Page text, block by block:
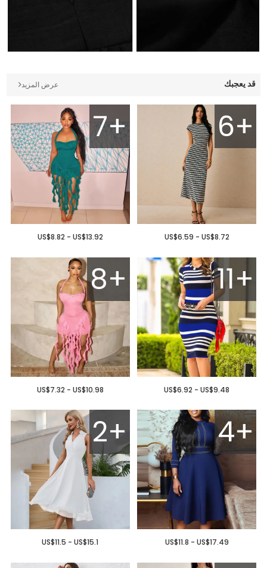
قد يعجبك عرض المزيد
6+
US$6.59 - US$8.72
7+
US$8.82 - US$13.92
11+
US$6.92 - US$9.48
8+
US$7.32 - US$10.98
4+
US$11.8 - US$17.49
2+
US$11.5 - US$15.1